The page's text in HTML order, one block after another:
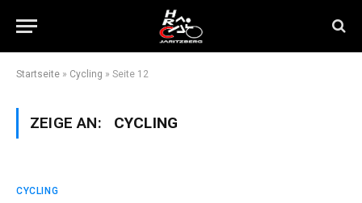
Startseite » Cycling » Seite 12
ZEIGE AN: CYCLING
CYCLING